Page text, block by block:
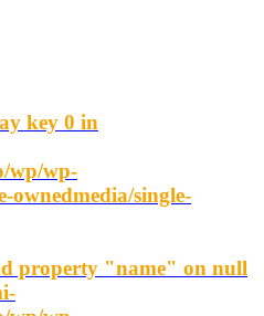
key 0 in
wp/wp-
ownedmedia/single-
property "name" on null